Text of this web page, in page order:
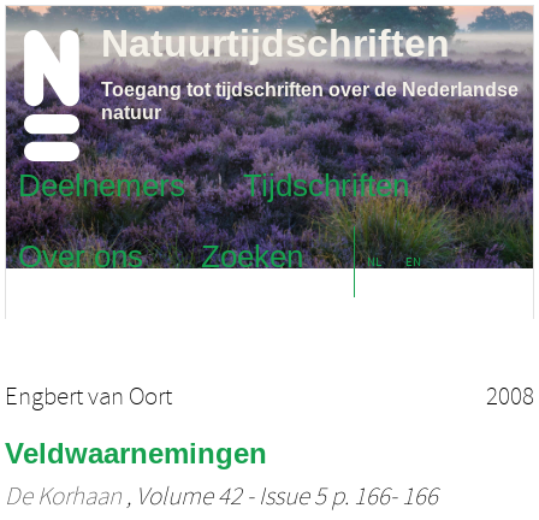
Deelnemers
Tijdschriften
Over ons
Zoeken NL EN
Natuurtijdschriften
Toegang tot tijdschriften over de Nederlandse
natuur
Engbert van Oort 2008
Veldwaarnemingen
De Korhaan , Volume 42 - Issue 5 p. 166- 166